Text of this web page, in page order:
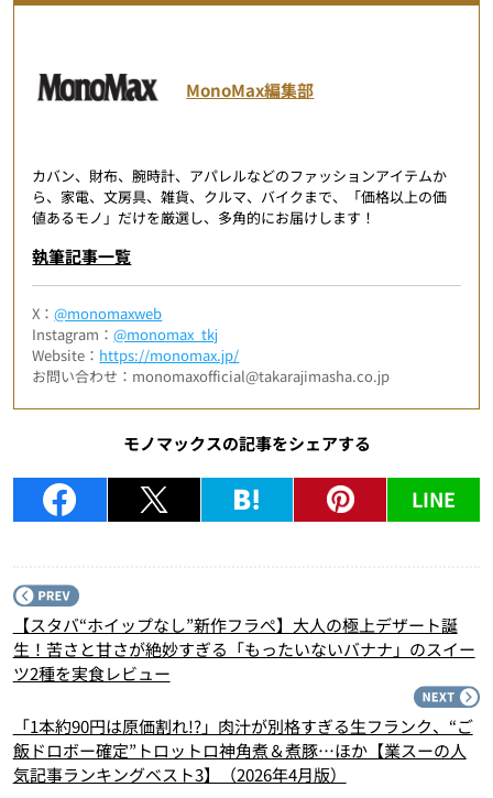
MonoMax編集部
カバン、財布、腕時計、アパレルなどのファッションアイテムか
ら、家電、文房具、雑貨、クルマ、バイクまで、「価格以上の価
値あるモノ」だけを厳選し、多角的にお届けします！
執筆記事一覧
X：@monomaxweb
Instagram：@monomax_tkj
Website： https://monomax.jp/
お問い合わせ：monomaxofficial@takarajimasha.co.jp
モノマックスの記事をシェアする
LINE
【スタバ“ホイップなし”新作フラぺ】大人の極上デザート誕
生！苦さと甘さが絶妙すぎる「もったいないバナナ」のスイー
ツ2種を実食レビュー
「1本約90円は原価割れ!?」肉汁が別格すぎる生フランク、“ご
飯ドロボー確定”トロットロ神角煮＆煮豚…ほか【業スーの人
気記事ランキングベスト3】（2026年4月版）